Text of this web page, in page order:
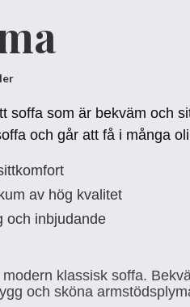
soffa som är bekväm och
och går att få i många
av hög kvalitet
och inbjudande
klassisk soffa.
och sköna